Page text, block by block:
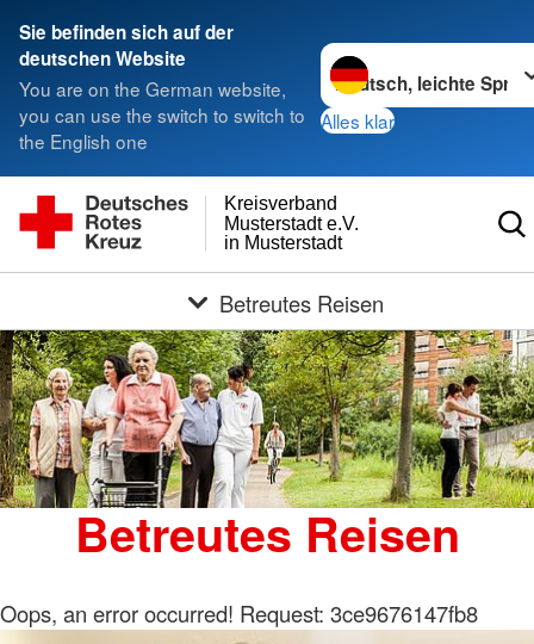
Sie befinden sich auf der
deutschen Website
You are on the German website,
you can use the switch to switch to
the English one
Sprache wechseln zu
Alles klar
in Musterstadt
Musterstadt e.V.
Kreisverband
Betreutes Reisen
Betreutes Reisen
Oops, an error occurred! Request: 3ce9676147fb8